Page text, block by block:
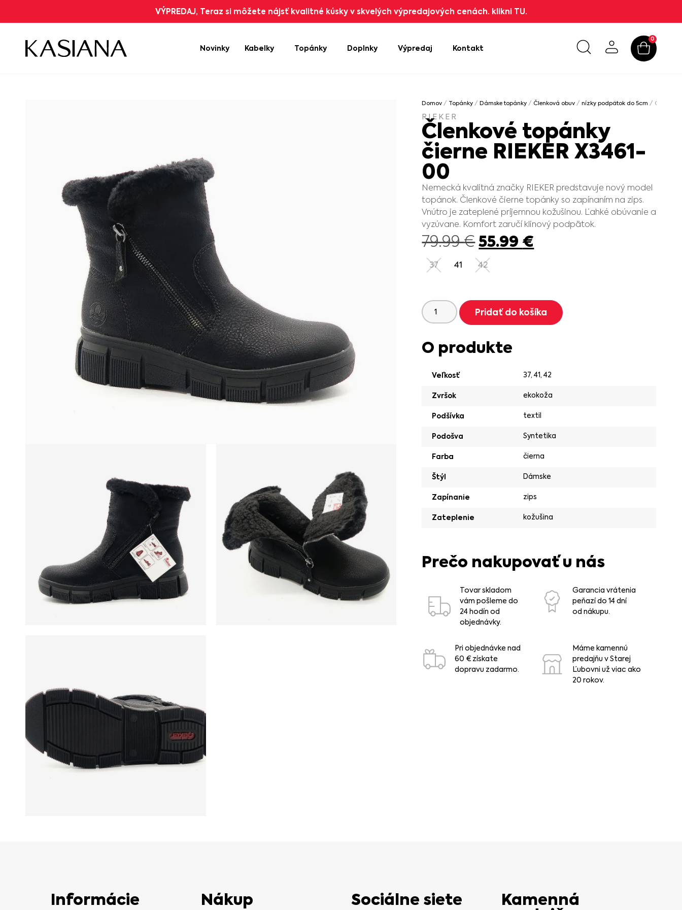
VÝPREDAJ, Teraz si môžete nájsť kvalitné kúsky v skvelých výpredajových cenách. klikni TU.
Novinky Kabelky Topánky Doplnky Výpredaj Kontakt
0
Domov / Topánky /Dámske topánky / Členková obuv /nízky podpätok do 5cm / Členkové
RIEKER
Členkové topánky
čierne RIEKER X3461-
00
Nemecká kvalitná značky RIEKER predstavuje nový model
topánok. Členkové čierne topánky so zapínaním na zips.
Vnútro je zateplené príjemnou kožušinou. Ľahké obúvanie a
vyzúvane. Komfort zaručí klinový podpätok.
79.99€55.99 €
37 41 42
Pridať do košíka
O produkte
Veľkosť 37,41,42
Zvršok ekokoža
Podšívka textil
Podošva Syntetika
Farba čierna
Štýl Dámske
Zapínanie zips
Zateplenie kožušina
Prečo nakupovať u nás
Tovar skladom
vám pošleme do
24 hodín od
objednávky.
Garancia vrátenia
peňazí do 14 dní
od nákupu.
Pri objednávke nad
60 € získate
dopravu zadarmo.
Máme kamennú
predajňu v Starej
Ľubovni už viac ako
20 rokov.
Informácie Nákup Sociálne siete Kamenná